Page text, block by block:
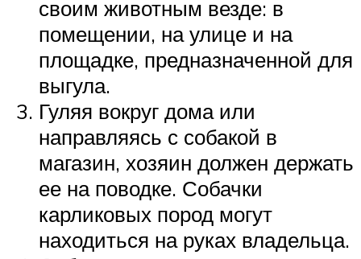
своим животным везде: в
помещении, на улице и на
площадке, предназначенной для
выгула.
Гуляя вокруг дома или
направляясь с собакой в
магазин, хозяин должен держать
ее на поводке. Собачки
карликовых пород могут
находиться на руках владельца.